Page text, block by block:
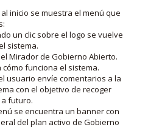
inicio se muestra el menú que
un clic sobre el logo se vuelve
sistema.
Mirador de Gobierno Abierto.
cómo funciona el sistema.
usuario envíe comentarios a la
con el objetivo de recoger
futuro.
se encuentra un banner con
del plan activo de Gobierno